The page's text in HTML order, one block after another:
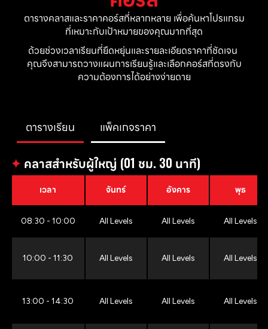
ตารางคลาสและราคาคอร์สที่หลากหลาย เพื่อค้นหาโปรแกรม
ที่เหมาะกับเป้าหมายของคุณมากที่สุด
ด้วยช่วงเวลาเรียนที่ยืดหยุ่นและรายละเอียดราคาที่ชัดเจน
คุณจึงสามารถวางแผนการเรียนรู้และเลือกคอร์สที่ตรงกับ
ความต้องการได้อย่างง่ายดาย
ตารางเรียน แพ็คเกจราคา
✦ คลาสสำหรับผู้ใหญ่ (01 ชม. 30 นาที)
เวลา จันทร์ อังคาร พุธ
08:30 - 10:00 All Levels All Levels All Levels
10:00 - 11:30 All Levels All Levels All Levels
13:00 - 14:30 All Levels All Levels All Levels